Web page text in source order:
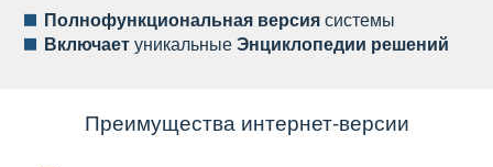
Полнофункциональная версиясистемы
ключаетуникальныеЭнциклопедии решений
Преимущества интернет-версии